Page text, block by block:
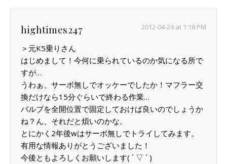
hightimes247 2012-04-24 at 1:18 PM
＞元K5乗りさん
はじめまして！今何に乗られているのか気になる所で
すが…
うわぁ、サーボ無しでオッケーでしたか！マフラー交
換だけなら15分ぐらいで終わる作業…
バルブを全開位置で固定しておけば良いのでしょうか
ね？ん、それだと煩いのかな。
とにかく2年後wはサーボ無しでトライしてみます。
有用な情報ありがとうございました！
今後ともよろしくお願いします( ´ ▽ ` )